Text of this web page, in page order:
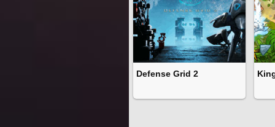
Defense Grid 2